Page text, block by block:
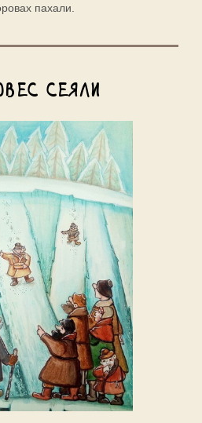
пахали.
сеяли